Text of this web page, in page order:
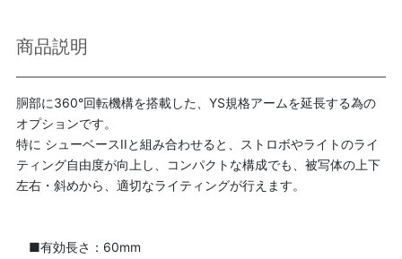
商品説明
胴部に360°回転機構を搭載した、YS規格アームを延長する為の
オプションです。
特に シューベースIIと組み合わせると、ストロボやライトのライ
ティング自由度が向上し、コンパクトな構成でも、被写体の上下
左右・斜めから、適切なライティングが行えます。
■有効長さ：60mm